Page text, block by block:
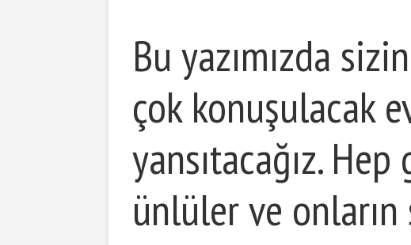
Bu yazımızda
çok konuşulacak
yansıtacağız.
ünlüler ve